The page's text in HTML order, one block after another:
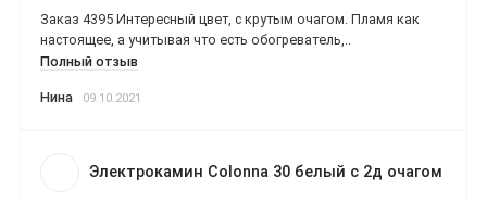
Заказ 4395 Интересный цвет, с крутым очагом. Пламя как
настоящее, а учитывая что есть обогреватель,..
Полный отзыв
Нина 09.10.2021
Электрокамин Colonna 30 белый с 2д очагом